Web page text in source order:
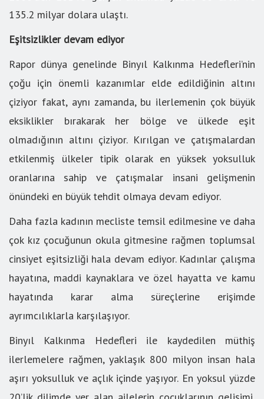
135.2 milyar dolara ulaştı.
Eşitsizlikler devam ediyor
Rapor dünya genelinde Binyıl Kalkınma Hedefleri’nin
çoğu için önemli kazanımlar elde edildiğinin altını
çiziyor fakat, aynı zamanda, bu ilerlemenin çok büyük
eksiklikler bırakarak her bölge ve ülkede eşit
olmadığının altını çiziyor. Kırılgan ve çatışmalardan
etkilenmiş ülkeler tipik olarak en yüksek yoksulluk
oranlarına sahip ve çatışmalar insani gelişmenin
önündeki en büyük tehdit olmaya devam ediyor.
Daha fazla kadının mecliste temsil edilmesine ve daha
çok kız çocuğunun okula gitmesine rağmen toplumsal
cinsiyet eşitsizliği hala devam ediyor. Kadınlar çalışma
hayatına, maddi kaynaklara ve özel hayatta ve kamu
hayatında karar alma süreçlerine erişimde
ayrımcılıklarla karşılaşıyor.
Binyıl Kalkınma Hedefleri ile kaydedilen müthiş
ilerlemelere rağmen, yaklaşık 800 milyon insan hala
aşırı yoksulluk ve açlık içinde yaşıyor. En yoksul yüzde